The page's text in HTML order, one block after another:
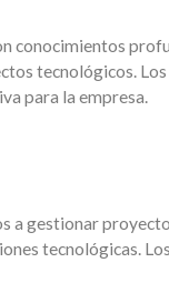
conocimientos
tecnológicos.
para la empresa.
a gestionar
tecnológicas.